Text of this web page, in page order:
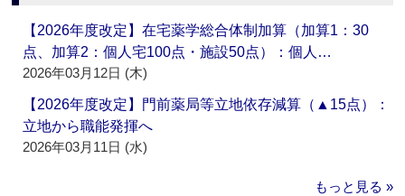
【2026年度改定】在宅薬学総合体制加算（加算1：30
点、加算2：個人宅100点・施設50点）：個人…
2026年03月12日 (木)
【2026年度改定】門前薬局等立地依存減算（▲15点）：
立地から職能発揮へ
2026年03月11日 (水)
もっと見る »